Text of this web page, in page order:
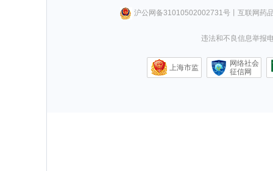
沪公网备31010502002731号丨 互联网药
违法和不良信息举报
上海市监
网络社会
征信网